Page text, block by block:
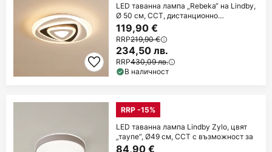
LED таванна лампа „Rebeka“ на Lindby,
Ø 50 см, CCT, дистанционно
управление
119,90 €
RRP219,90 €
234,50 лв.
RRP430,09 лв.
В наличност
RRP -15%
LED таванна лампа Lindby Zylo, цвят
„таупе“, Ø49 см, CCT с възможност за
84,90 €